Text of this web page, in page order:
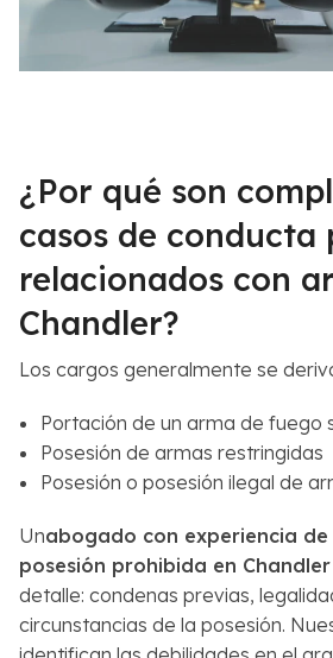
¿Por qué son
casos de conducta
relacionados con
Chandler?
Los cargos generalmente se
Portación de un arma de fuego
Posesión de armas restringidas
Posesión o posesión ilegal de
Unabogado con experiencia
posesión prohibida en Chandler
detalle: condenas previas,
circunstancias de la posesión.